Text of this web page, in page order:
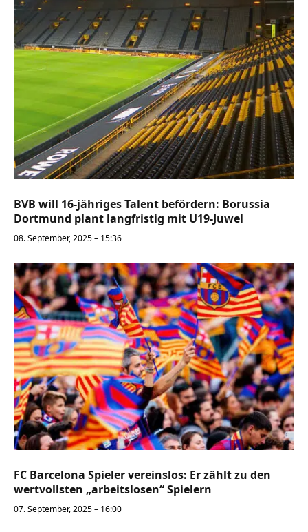
BVB will 16-jähriges Talent befördern: Borussia
Dortmund plant langfristig mit U19-Juwel
08. September, 2025 – 15:36
FC Barcelona Spieler vereinslos: Er zählt zu den
wertvollsten „arbeitslosen“ Spielern
07. September, 2025 – 16:00